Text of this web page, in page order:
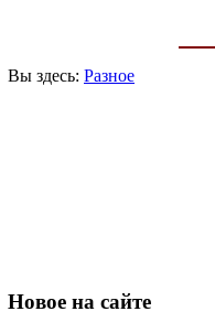
Вы здесь: Разное
Новое на сайте